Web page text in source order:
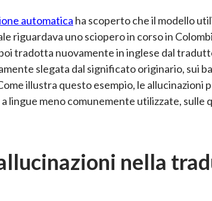
automatica ha scoperto che il modello
riguardava uno sciopero in corso in
tradotta nuovamente in inglese dal
slegata dal significato originario, sui
illustra questo esempio, le allucinazioni
lingue meno comunemente utilizzate, sulle
nella